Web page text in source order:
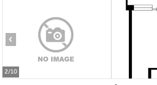
2/10
‹